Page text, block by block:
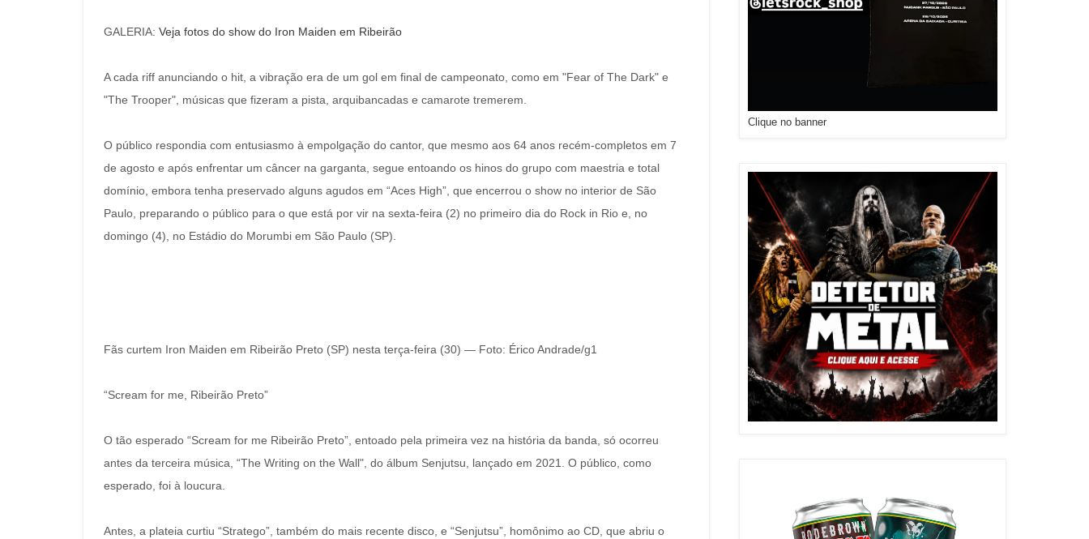
GALERIA: Veja fotos do show do Iron Maiden em Ribeirão
A cada riff anunciando o hit, a vibração era de um gol em final de campeonato, como em "Fear of The Dark" e
"The Trooper", músicas que fizeram a pista, arquibancadas e camarote tremerem.
O público respondia com entusiasmo à empolgação do cantor, que mesmo aos 64 anos recém-completos em 7
de agosto e após enfrentar um câncer na garganta, segue entoando os hinos do grupo com maestria e total
domínio, embora tenha preservado alguns agudos em “Aces High”, que encerrou o show no interior de São
Paulo, preparando o público para o que está por vir na sexta-feira (2) no primeiro dia do Rock in Rio e, no
domingo (4), no Estádio do Morumbi em São Paulo (SP).
Fãs curtem Iron Maiden em Ribeirão Preto (SP) nesta terça-feira (30) — Foto: Érico Andrade/g1
“Scream for me, Ribeirão Preto”
O tão esperado “Scream for me Ribeirão Preto”, entoado pela primeira vez na história da banda, só ocorreu
antes da terceira música, “The Writing on the Wall", do álbum Senjutsu, lançado em 2021. O público, como
esperado, foi à loucura.
Antes, a plateia curtiu “Stratego”, também do mais recente disco, e “Senjutsu”, homônimo ao CD, que abriu o
Clique no banner